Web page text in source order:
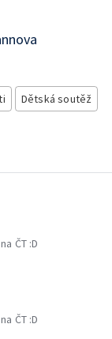
Dětská soutěž
ČT :D
ČT :D